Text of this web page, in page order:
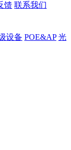
馈 联系我们
设备 POE&AP 光